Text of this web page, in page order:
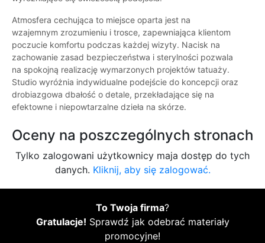
Atmosfera cechująca to miejsce oparta jest na
wzajemnym zrozumieniu i trosce, zapewniająca klientom
poczucie komfortu podczas każdej wizyty. Nacisk na
zachowanie zasad bezpieczeństwa i sterylności pozwala
na spokojną realizację wymarzonych projektów tatuaży.
Studio wyróżnia indywidualne podejście do koncepcji oraz
drobiazgowa dbałość o detale, przekładające się na
efektowne i niepowtarzalne dzieła na skórze.
Oceny na poszczególnych stronach
Tylko zalogowani użytkownicy maja dostęp do tych
danych. Kliknij, aby się zalogować.
To Twoja firma?
Gratulacje! Sprawdź jak odebrać materiały
promocyjne!